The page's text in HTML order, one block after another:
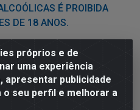
próprios e de
uma experiência
apresentar publicidade
seu perfil e melhorar a
É PROIBIDA
DE 18 ANOS.
Liberdade, 2738, Bloco F -
58.111-400 - CNPJ
0001-41